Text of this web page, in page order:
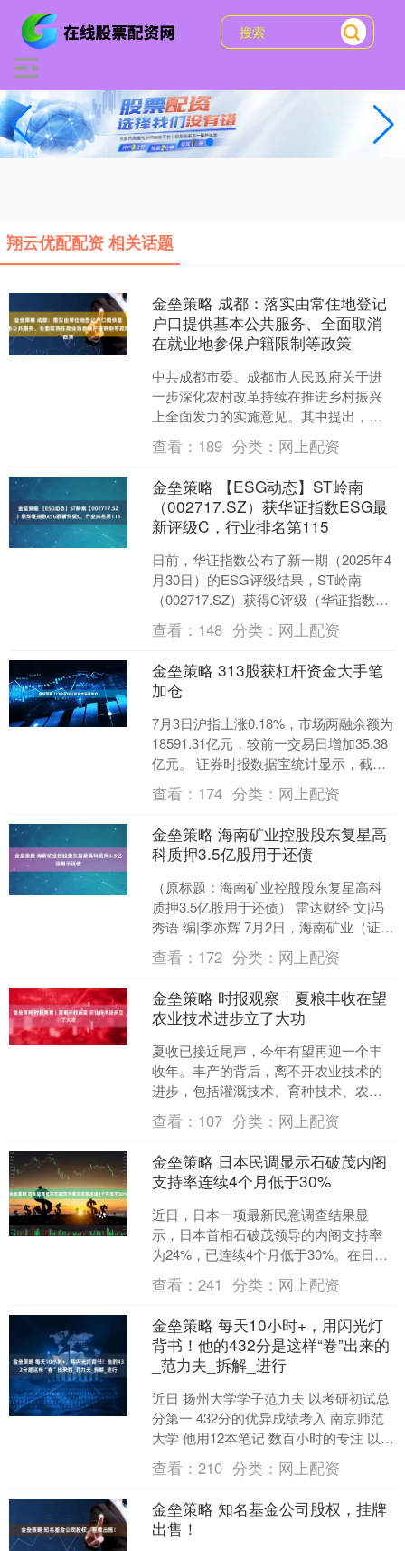
翔云优配配资 相关话题
金垒策略 成都：落实由常住地登记
户口提供基本公共服务、全面取消
在就业地参保户籍限制等政策
中共成都市委、成都市人民政府关于进
一步深化农村改革持续在推进乡村振兴
上全面发力的实施意见。其中提出，推
动城乡人口双向自由流动。持续深化县
域内城乡融合发展改革试点....
查看： 189 分类： 网上配资
金垒策略 【ESG动态】ST岭南
（002717.SZ）获华证指数ESG最
新评级C，行业排名第115
日前，华证指数公布了新一期（2025年4
月30日）的ESG评级结果，ST岭南
（002717.SZ）获得C评级（华证指数评
级为C起至AAA九档，C为最低档，
AAA....
查看： 148 分类： 网上配资
金垒策略 313股获杠杆资金大手笔
加仓
7月3日沪指上涨0.18%，市场两融余额为
18591.31亿元，较前一交易日增加35.38
亿元。 证券时报数据宝统计显示，截至7
月3日，沪市两融余额9378.5....
查看： 174 分类： 网上配资
金垒策略 海南矿业控股股东复星高
科质押3.5亿股用于还债
（原标题：海南矿业控股股东复星高科
质押3.5亿股用于还债） 雷达财经 文|冯
秀语 编|李亦辉 7月2日，海南矿业（证券
代码：601969）发布公告，宣布其控股
股....
查看： 172 分类： 网上配资
金垒策略 时报观察｜夏粮丰收在望
农业技术进步立了大功
夏收已接近尾声，今年有望再迎一个丰
收年。丰产的背后，离不开农业技术的
进步，包括灌溉技术、育种技术、农业
专业技术服务能力的提升。 传统农业收
成很大程度上靠天吃饭。....
查看： 107 分类： 网上配资
金垒策略 日本民调显示石破茂内阁
支持率连续4个月低于30%
近日，日本一项最新民意调查结果显
示，日本首相石破茂领导的内阁支持率
为24%，已连续4个月低于30%。在日本
政坛，内阁支持率低于30%会被舆论视为
进入“危险水域”....
查看：241 分类： 网上配资
金垒策略 每天10小时+，用闪光灯
背书！他的432分是这样“卷”出来的
_范力夫_拆解_进行
近日 扬州大学学子范力夫 以考研初试总
分第一 432分的优异成绩考入 南京师范
大学 他用12本笔记 数百小时的专注 以及
一套科学方法论 向世人证明 成功绝非偶
然....
查看：210 分类： 网上配资
金垒策略 知名基金公司股权，挂牌
出售！